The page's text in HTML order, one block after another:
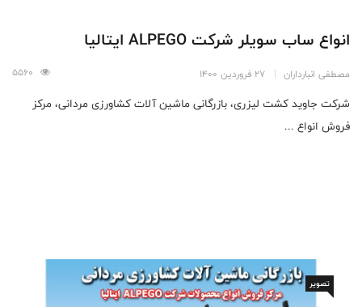
انواع ساب سویلر شرکت ALPEGO ایتالیا
مصطفی انبارداران 27 فروردین 1400
شرکت جاوید کشت لیزری، بازرگانی ماشین آلات کشاورزی مردانی، مرکز
فروش انواع ...
تصویر